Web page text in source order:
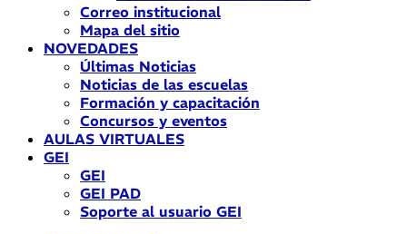
Correo institucional
Mapa del sitio
NOVEDADES
Últimas Noticias
Noticias de las escuelas
Formación y capacitación
Concursos y eventos
AULAS VIRTUALES
GEI
GEI
GEI PAD
Soporte al usuario GEI